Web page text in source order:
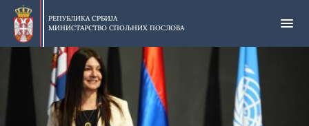
Прескочи
главни
део
РЕПУБЛИКА СРБИЈА
МИНИСТАРСТВО СПОЉНИХ ПОСЛОВА